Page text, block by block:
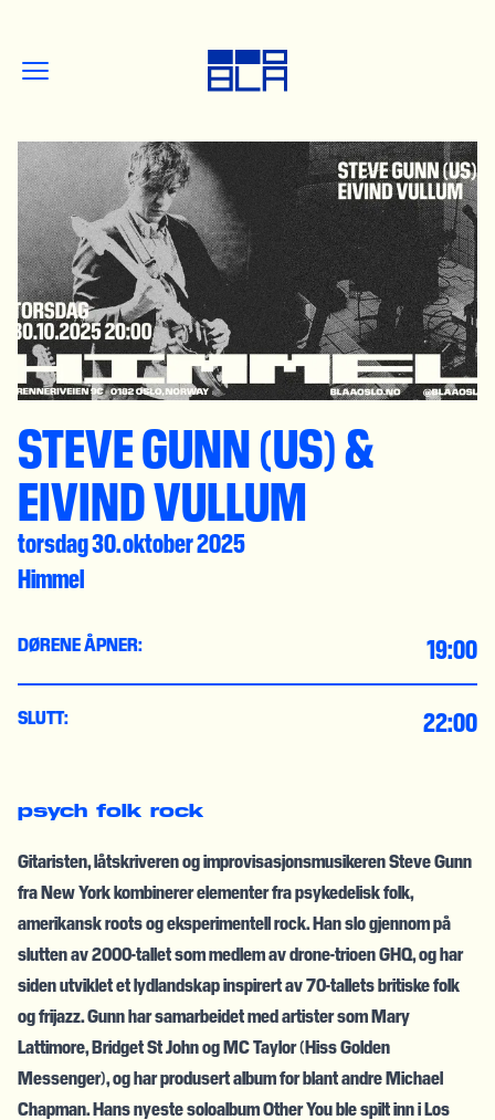
STEVE GUNN (US) &
EIVIND VULLUM
torsdag 30. oktober 2025
Himmel
DØRENE ÅPNER: 19:00
SLUTT: 22:00
psych folk rock
Gitaristen, låtskriveren og improvisasjonsmusikeren Steve Gunn
fra New York kombinerer elementer fra psykedelisk folk,
amerikansk roots og eksperimentell rock. Han slo gjennom på
slutten av 2000-tallet som medlem av drone-trioen GHQ, og har
siden utviklet et lydlandskap inspirert av 70-tallets britiske folk
og frijazz. Gunn har samarbeidet med artister som Mary
Lattimore, Bridget St John og MC Taylor (Hiss Golden
Messenger), og har produsert album for blant andre Michael
Chapman. Hans nyeste soloalbum Other You ble spilt inn i Los